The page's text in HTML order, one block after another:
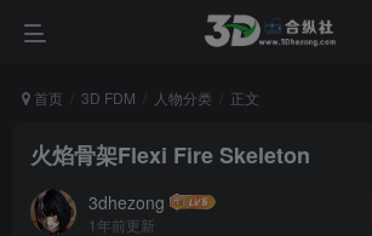
首页 3D FDM 人物分类 正文
火焰骨架Flexi Fire Skeleton
3dhezong
1年前更新